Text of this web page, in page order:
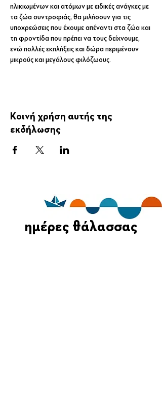
ηλικιωμένων και ατόμων με ειδικές ανάγκες με
τα ζώα συντροφιάς, θα μιλήσουν για τις
υποχρεώσεις που έχουμε απέναντι στα ζώα και
τη φροντίδα που πρέπει να τους δείχνουμε,
ενώ πολλές εκπλήξεις και δώρα περιμένουν
μικρούς και μεγάλους φιλόζωους.
Κοινή χρήση αυτής της
εκδήλωσης
ημέρες θάλασσας